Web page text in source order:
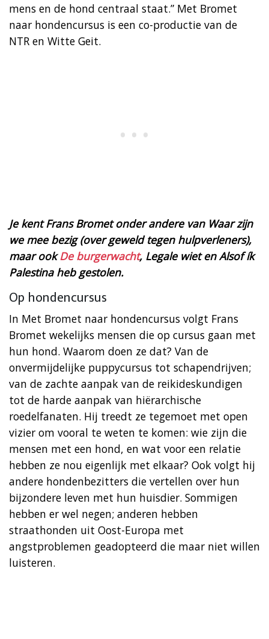
mens en de hond centraal staat.” Met Bromet
naar hondencursus is een co-productie van de
NTR en Witte Geit.
Je kent Frans Bromet onder andere van Waar zijn
we mee bezig (over geweld tegen hulpverleners),
maar ookDe burgerwacht, Legale wiet en Alsof ík
Palestina heb gestolen.
Op hondencursus
In Met Bromet naar hondencursus volgt Frans
Bromet wekelijks mensen die op cursus gaan met
hun hond. Waarom doen ze dat? Van de
onvermijdelijke puppycursus tot schapendrijven;
van de zachte aanpak van de reikideskundigen
tot de harde aanpak van hiërarchische
roedelfanaten. Hij treedt ze tegemoet met open
vizier om vooral te weten te komen: wie zijn die
mensen met een hond, en wat voor een relatie
hebben ze nou eigenlijk met elkaar? Ook volgt hij
andere hondenbezitters die vertellen over hun
bijzondere leven met hun huisdier. Sommigen
hebben er wel negen; anderen hebben
straathonden uit Oost-Europa met
angstproblemen geadopteerd die maar niet willen
luisteren.